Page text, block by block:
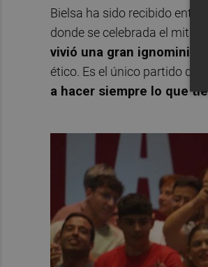
Bielsa ha sido recibido entre
donde se celebrada el mitin.
vivió una gran ignominia"
ético. Es el único partido de
a hacer siempre lo que